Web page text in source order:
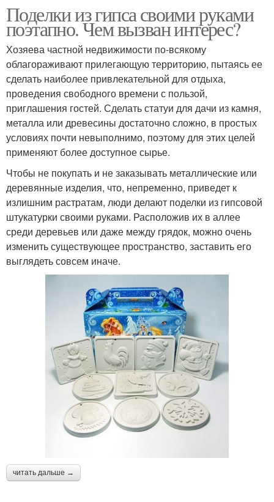
Поделки из гипса своими руками
поэтапно. Чем вызван интерес?
Хозяева частной недвижимости по-всякому
облагораживают прилегающую территорию, пытаясь ее
сделать наиболее привлекательной для отдыха,
проведения свободного времени с пользой,
приглашения гостей. Сделать статуи для дачи из камня,
металла или древесины достаточно сложно, в простых
условиях почти невыполнимо, поэтому для этих целей
применяют более доступное сырье.
Чтобы не покупать и не заказывать металлические или
деревянные изделия, что, непременно, приведет к
излишним растратам, люди делают поделки из гипсовой
штукатурки своими руками. Расположив их в аллее
среди деревьев или даже между грядок, можно очень
изменить существующее пространство, заставить его
выглядеть совсем иначе.
читать дальше →